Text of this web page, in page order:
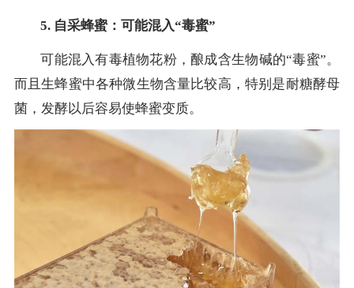
5. 自采蜂蜜：可能混入“毒蜜”
可能混入有毒植物花粉，酿成含生物碱的“毒蜜”。
而且生蜂蜜中各种微生物含量比较高，特别是耐糖酵母
菌，发酵以后容易使蜂蜜变质。